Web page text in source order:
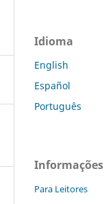
Idioma
English
Español
Português
Informações
Para Leitores